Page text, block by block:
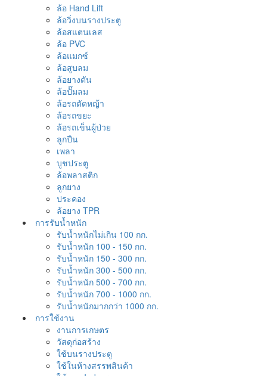
ล้อ Hand Lift
ล้อวิ่งบนรางประตู
ล้อสแตนเลส
ล้อ PVC
ล้อแมกซ์
ล้อสูบลม
ล้อยางตัน
ล้อปั๊มลม
ล้อรถตัดหญ้า
ล้อรถขยะ
ล้อรถเข็นผู้ป่วย
ลูกปืน
เพลา
บูชประตู
ล้อพลาสติก
ลูกยาง
ประคอง
ล้อยาง TPR
การรับน้ำหนัก
รับน้ำหนักไม่เกิน 100 กก.
รับน้ำหนัก 100 - 150 กก.
รับน้ำหนัก 150 - 300 กก.
รับน้ำหนัก 300 - 500 กก.
รับน้ำหนัก 500 - 700 กก.
รับน้ำหนัก 700 - 1000 กก.
รับน้ำหนักมากกว่า 1000 กก.
การใช้งาน
งานการเกษตร
วัสดุก่อสร้าง
ใช้บนรางประตู
ใช้ในห้างสรรพสินค้า